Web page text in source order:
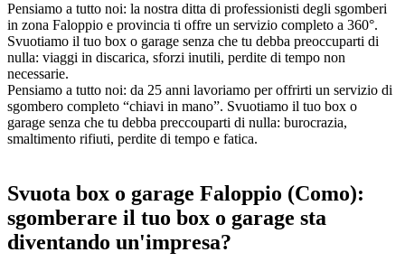
Pensiamo a tutto noi: la nostra ditta di professionisti degli sgomberi
in zona Faloppio e provincia ti offre un servizio completo a 360°.
Svuotiamo il tuo box o garage senza che tu debba preoccuparti di
nulla: viaggi in discarica, sforzi inutili, perdite di tempo non
necessarie.
Pensiamo a tutto noi: da 25 anni lavoriamo per offrirti un servizio di
sgombero completo “chiavi in mano”. Svuotiamo il tuo box o
garage senza che tu debba preccouparti di nulla: burocrazia,
smaltimento rifiuti, perdite di tempo e fatica.
Svuota box o garage Faloppio (Como):
sgomberare il tuo box o garage sta
diventando un'impresa?​